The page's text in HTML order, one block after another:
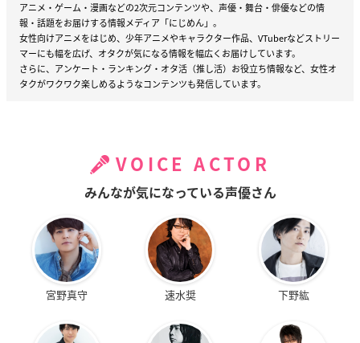
アニメ・ゲーム・漫画などの2次元コンテンツや、声優・舞台・俳優などの情
報・話題をお届けする情報メディア「にじめん」。
女性向けアニメをはじめ、少年アニメやキャラクター作品、VTuberなどストリー
マーにも幅を広げ、オタクが気になる情報を幅広くお届けしています。
さらに、アンケート・ランキング・オタ活（推し活）お役立ち情報など、女性オ
タクがワクワク楽しめるようなコンテンツも発信しています。
VOICE ACTOR
みんなが気になっている声優さん
宮野真守 速水奨 下野紘